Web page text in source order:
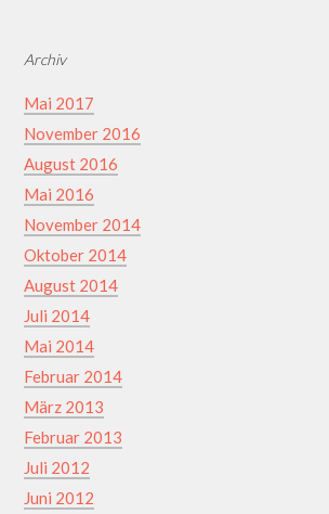
Archiv
Mai 2017
November 2016
August 2016
Mai 2016
November 2014
Oktober 2014
August 2014
Juli 2014
Mai 2014
Februar 2014
März 2013
Februar 2013
Juli 2012
Juni 2012